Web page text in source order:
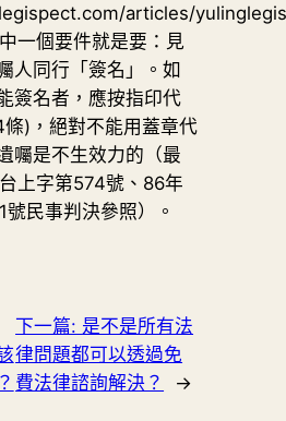
articles/
一個要件就是要：見
人同行「簽名」。如
簽名者，應按指印代
條)，絕對不能用蓋章代
囑是不生效力的（最
上字第574號、86年
民事判決參照）。
下一篇: 是不是所有法
律問題都可以透過免
費法律諮詢解決？
→